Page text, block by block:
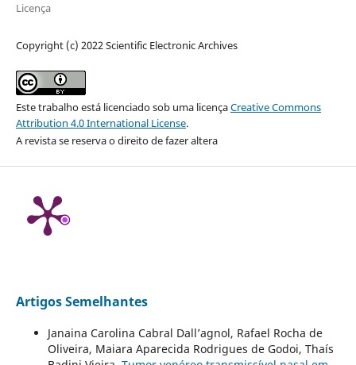
Licença
Copyright (c) 2022 Scientific Electronic Archives
Este trabalho está licenciado sob uma licençaCreative Commons
Attribution 4.0 International License.
A revista se reserva o direito de fazer altera
Artigos Semelhantes
Janaina Carolina Cabral Dall’agnol, Rafael Rocha de
Oliveira, Maiara Aparecida Rodrigues de Godoi, Thaís